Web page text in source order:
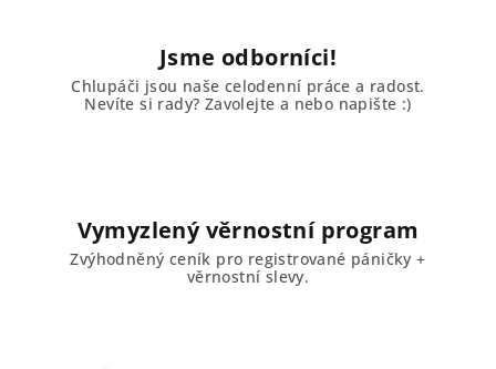
Jsme odborníci!
Chlupáči jsou naše celodenní práce a radost.
Nevíte si rady? Zavolejte a nebo napište :)
Vymyzlený věrnostní program
Zvýhodněný ceník pro registrované páničky +
věrnostní slevy.